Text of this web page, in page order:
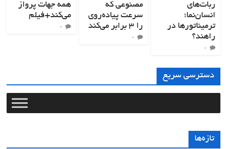
ربات‌های
انسان‌نما؛
ترمیناتورها در
راهند؟
۰
مصنوعی که
سرعت پیاده‌روی
را ۳ برابر می‌کند
۰
همه جهات پرواز
می‌کند+فیلم
۰
دسترسی سریع
تازه‌ها